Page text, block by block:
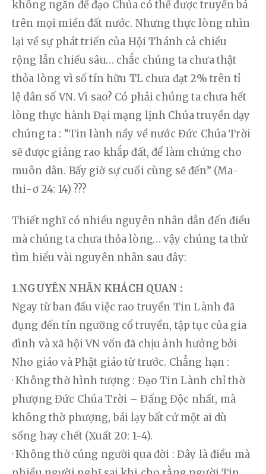
không ngắn để đạo Chúa có thể được truyền bá
trên mọi miền đất nước. Nhưng thực lòng nhìn
lại về sự phát triển của Hội Thánh cả chiều
rộng lẫn chiều sâu… chắc chúng ta chưa thật
thỏa lòng vì số tín hữu TL chưa đạt 2% trên tỉ
lệ dân số VN. Vì sao? Có phải chúng ta chưa hết
lòng thực hành Đại mạng lịnh Chúa truyền dạy
chúng ta : “Tin lành nầy về nước Đức Chúa Trời
sẽ được giảng rao khắp đất, để làm chứng cho
muôn dân. Bấy giờ sự cuối cùng sẽ đến” (Ma-
thi-ơ 24: 14) ???
Thiết nghĩ có nhiều nguyên nhân dẫn đến điều
mà chúng ta chưa thỏa lòng… vậy chúng ta thử
tìm hiểu vài nguyên nhân sau đây:
1.NGUYÊN NHÂN KHÁCH QUAN :
Ngay từ ban đầu việc rao truyền Tin Lành đã
đụng đến tín ngưỡng cổ truyền, tập tục của gia
đình và xã hội VN vốn đã chịu ảnh hưởng bởi
Nho giáo và Phật giáo từ trước. Chẳng hạn :
· Không thờ hình tượng : Đạo Tin Lành chỉ thờ
phượng Đức Chúa Trời – Đấng Độc nhất, mà
không thờ phượng, bái lạy bất cứ một ai dù
sống hay chết (Xuất 20: 1-4).
· Không thờ cúng người qua đời : Đây là điều mà